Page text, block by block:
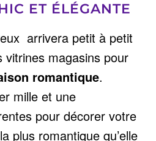
ET ÉLÉGANTE
arrivera petit à petit
vitrines magasins pour
romantique.
mille et une
pour décorer votre
plus romantique qu’elle